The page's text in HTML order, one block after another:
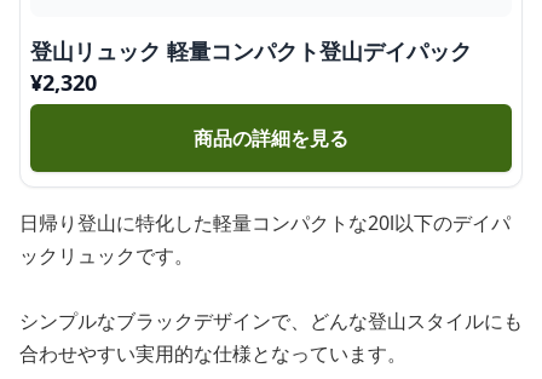
登山リュック 軽量コンパクト登山デイパック
¥2,320
商品の詳細を見る
日帰り登山に特化した軽量コンパクトな20l以下のデイパ
ックリュックです。
シンプルなブラックデザインで、どんな登山スタイルにも
合わせやすい実用的な仕様となっています。